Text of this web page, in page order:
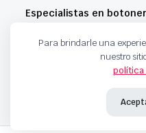
Especialistas en
Copyright 2024 © Motorche
Para brindarle una
nuestro
política